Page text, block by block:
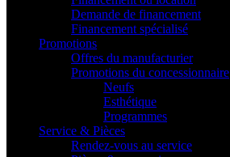
Demande de financement
Financement spécialisé
Promotions
Offres du manufacturier
Promotions du concessionnaire
Neufs
Esthétique
Programmes
Service & Pièces
Rendez-vous au service